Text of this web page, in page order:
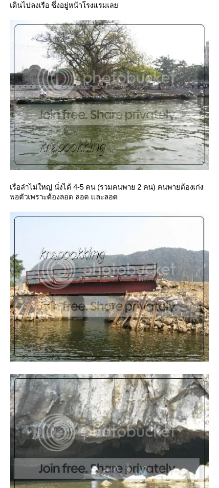
เดินไปลงเรือ ซึ่งอยู่หน้าโรงแรมเล
เรือลำไม่ใหญ่ นั่งได้ 4-5 คน (รวมคนพาย 2 คน) คนพายต้องเก่ง
พอตัวเพราะต้องลอด ลอด และลอด